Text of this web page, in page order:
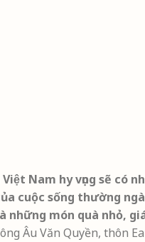
Việt Nam hy vọng sẽ
cuộc sống thường
những món quà nhỏ,
Âu Văn Quyền, thôn